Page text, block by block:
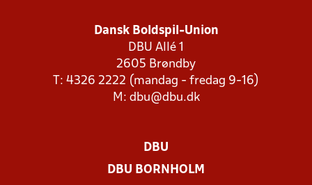
Dansk Boldspil-Union
DBU Allé 1
2605 Brøndby
T: 4326 2222 (mandag - fredag 9-16)
M: dbu@dbu.dk
DBU
DBU BORNHOLM